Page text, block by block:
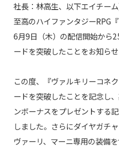
社長：林高生、以下エイチー
至高のハイファンタジーRPG
6月9日（木）の配信開始から
ードを突破したことをお知らせ
この度、『ヴァルキリーコネ
ードを突破したことを記念し
ンボーナスをプレゼントする
しました。さらにダイヤガチ
ヴァーリ、マーニ専用の装備